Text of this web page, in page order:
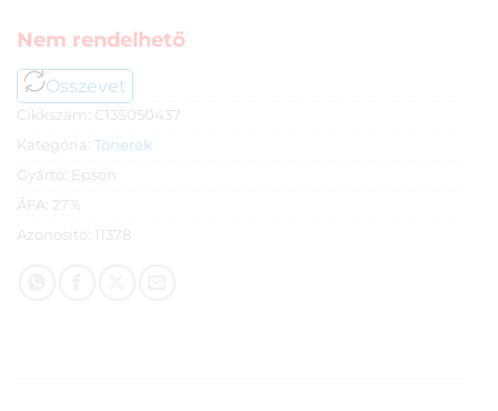
Nem rendelhető
Összevet
Cikkszám: C13S050437
Kategória: Tonerek
Gyártó: Epson
ÁFA: 27%
Azonosító: 11378